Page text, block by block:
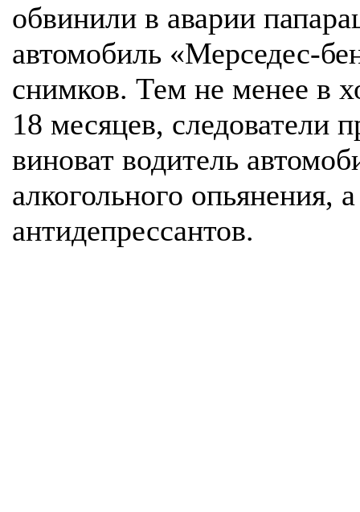
обвинили в аварии
автомобиль «Мерседес-
снимков. Тем не менее в
18 месяцев, следователи
виноват водитель
алкогольного опьянения,
антидепрессантов.